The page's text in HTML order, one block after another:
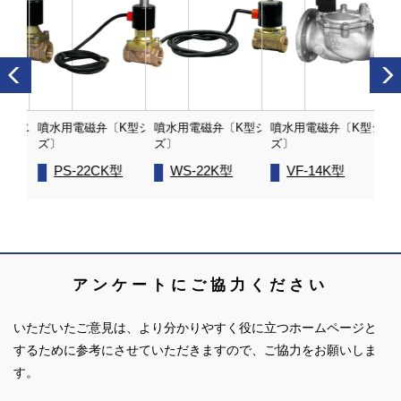
型シリー噴水用電磁弁〔K型シリー
ズ〕
PS-22CK型
噴水用電磁弁〔K型シリー
ズ〕
WS-22K型
噴水用電磁弁〔K型シリ
ズ〕
VF-14K型
アンケートにご協力ください
いただいたご意見は、より分かりやすく役に立つホームページと
するために参考にさせていただきますので、ご協力をお願いしま
す。